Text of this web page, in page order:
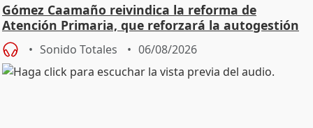
Gómez Caamaño reivindica la reforma de
Atención Primaria, que reforzará la autogestión
Sonido Totales 06/08/2026